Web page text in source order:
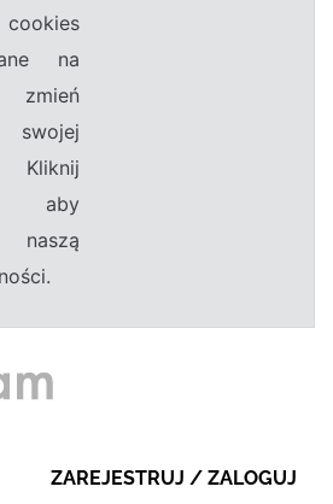
cookies
na
zmień
Kliknij
aby
naszą
ZAREJESTRUJ / ZALOGUJ